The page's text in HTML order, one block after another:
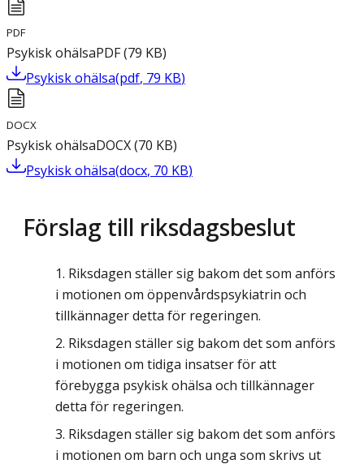
PDF
Psykisk ohälsaPDF(79 KB)
Psykisk ohälsa(pdf, 79 KB)
DOCX
Psykisk ohälsaDOCX(70 KB)
Psykisk ohälsa(docx, 70 KB)
Förslag till riksdagsbeslut
Riksdagen ställer sig bakom det som anförs
i motionen om öppenvårdspsykiatrin och
tillkännager detta för regeringen.
Riksdagen ställer sig bakom det som anförs
i motionen om tidiga insatser för att
förebygga psykisk ohälsa och tillkännager
detta för regeringen.
Riksdagen ställer sig bakom det som anförs
i motionen om barn och unga som skrivs ut